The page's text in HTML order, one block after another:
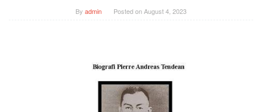
By admin Posted onAugust 4, 2023